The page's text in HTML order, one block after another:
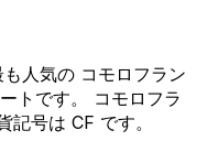
人気の コモロフラン
トです。 コモロフラ
号は CF です。